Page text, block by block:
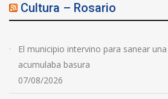
Cultura – Rosario
El municipio intervino para sanear
acumulaba basura
07/08/2026